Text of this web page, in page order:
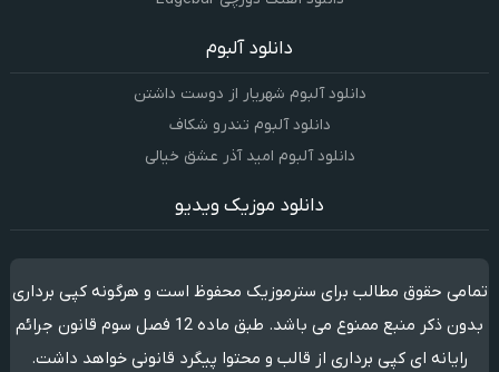
دانلود آلبوم
دانلود آلبوم شهریار از دوست داشتن
دانلود آلبوم تندرو شکاف
دانلود آلبوم امید آذر عشق خیالی
دانلود موزیک ویدیو
تمامی حقوق مطالب برای سترموزیک محفوظ است و هرگونه کپی برداری
بدون ذکر منبع ممنوع می باشد. طبق ماده 12 فصل سوم قانون جرائم
رایانه ای کپی برداری از قالب و محتوا پیگرد قانونی خواهد داشت.